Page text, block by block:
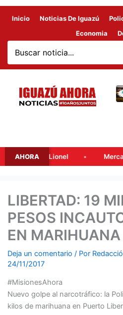
Inicio Noticias De Iguazú
Economia
AHORA
de Lionel Mercado
LIBERTAD: 19
PESOS
EN MARIHUANA
Deja un comentario / Por
24/11/2017
#MisionesAhora
Nuevo golpe al narcotráfico: la
kilos de marihuana en Puerto